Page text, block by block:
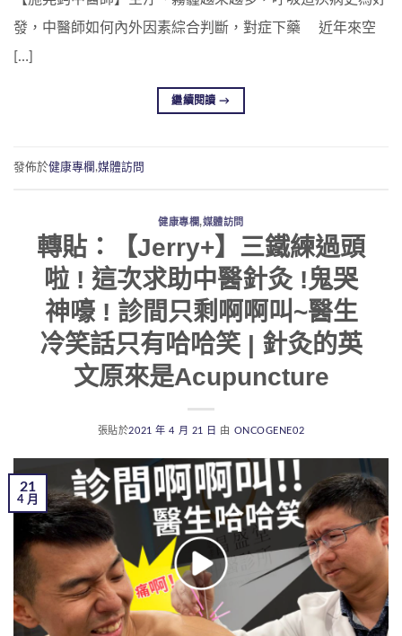
發，中醫師如何內外因素綜合判斷，對症下藥 近年來空
[…]
繼續閱讀→
發佈於健康專欄 ,媒體訪問
健康專欄,媒體訪問
轉貼：【Jerry+】三鐵練過頭
啦 ! 這次求助中醫針灸 !鬼哭
神嚎 ! 診間只剩啊啊叫~醫生
冷笑話只有哈哈笑 | 針灸的英
文原來是Acupuncture
張貼於2021 年 4 月 21 日 由 ONCOGENE02
21
4 月